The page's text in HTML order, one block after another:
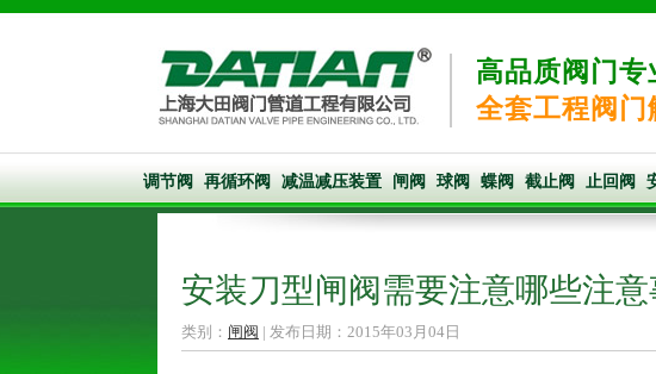
高品质阀门专
全套工程阀门
调节阀 再循环阀 减温减压装置 闸阀 球阀 蝶阀 截止阀 止回阀
安装刀型闸阀需要注意哪些注意
类别： 闸阀 | 发布日期：2015年03月04日